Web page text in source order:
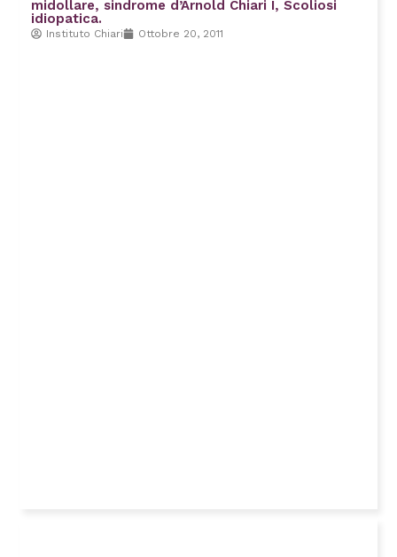
midollare, sindrome d’Arnold Chiari I, Scoliosi
idiopatica.
Instituto Chiari Ottobre 20, 2011